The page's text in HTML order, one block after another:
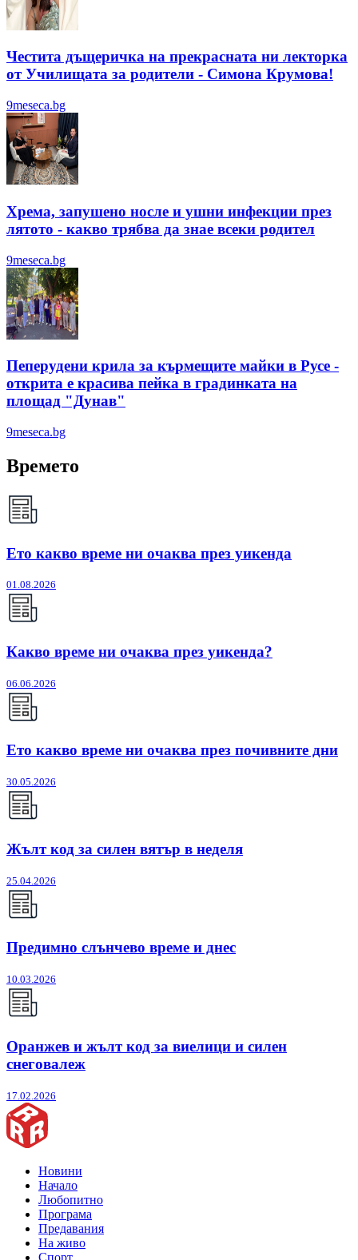
Честита дъщеричка на прекрасната ни лекторка
от Училищата за родители - Симона Крумова!
9meseca.bg
Хрема, запушено носле и ушни инфекции през
лятотo - какво трябва да знае всеки родител
9meseca.bg
Пеперудени крила за кърмещите майки в Русе -
открита е красива пейка в градинката на
площад "Дунав"
9meseca.bg
Времето
Ето какво време ни очаква през уикенда
01.08.2026
Какво време ни очаква през уикенда?
06.06.2026
Ето какво време ни очаква през почивните дни
30.05.2026
Жълт код за силен вятър в неделя
25.04.2026
Предимно слънчево време и днес
10.03.2026
Оранжев и жълт код за виелици и силен
снеговалеж
17.02.2026
Новини
Начало
Любопитно
Програма
Предавания
На живо
Спорт